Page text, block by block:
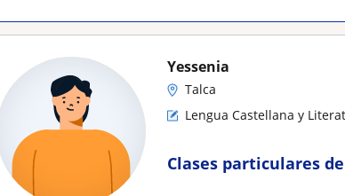
Yessenia
Talca
Lengua Castellana y
Clases particulares